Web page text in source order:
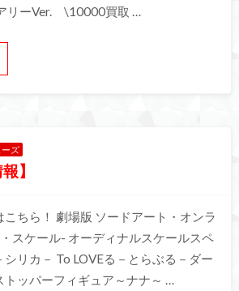
リーVer. \10000買取 …
ーズ
】
ちら！ 劇場版 ソードアート・オンラ
スケール- オーディナルスケールスペ
リカ－ To LOVEる－とらぶる－ダー
ッパーフィギュア～ナナ～ …